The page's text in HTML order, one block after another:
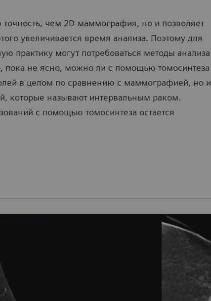
чем 2D-маммография, но и позволяет
увеличивается время анализа. Поэтому для
практику могут потребоваться методы анализа
пока не ясно, можно ли с помощью томосинтеза
в целом по сравнению с маммографией, но и
которые называют интервальным раком.
с помощью томосинтеза остается